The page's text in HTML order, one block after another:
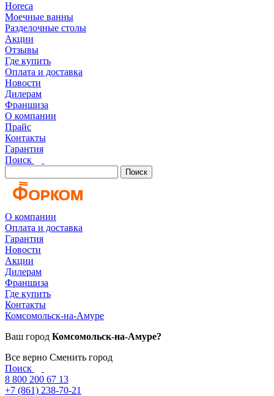
Horeca
Моечные ванны
Разделочные столы
Акции
Отзывы
Где купить
Оплата и доставка
Новости
Дилерам
Франшиза
О компании
Прайс
Контакты
Гарантия
Поиск
Поиск
О компании
Оплата и доставка
Гарантия
Новости
Акции
Дилерам
Франшиза
Где купить
Контакты
Комсомольск-на-Амуре
Ваш город Комсомольск-на-Амуре?
Все верно Сменить город
Поиск
8 800 200 67 13
+7 (861) 238-70-21